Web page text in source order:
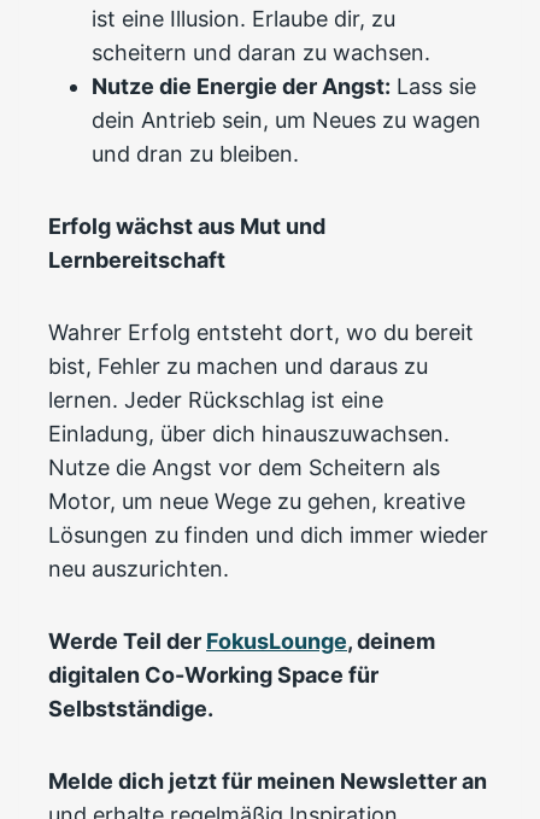
ist eine Illusion. Erlaube dir, zu
scheitern und daran zu wachsen.
Nutze die Energie der Angst: Lass sie
dein Antrieb sein, um Neues zu wagen
und dran zu bleiben.
Erfolg wächst aus Mut und
Lernbereitschaft
Wahrer Erfolg entsteht dort, wo du bereit
bist, Fehler zu machen und daraus zu
lernen. Jeder Rückschlag ist eine
Einladung, über dich hinauszuwachsen.
Nutze die Angst vor dem Scheitern als
Motor, um neue Wege zu gehen, kreative
Lösungen zu finden und dich immer wieder
neu auszurichten.
Werde Teil der FokusLounge, deinem
digitalen Co-Working Space für
Selbstständige.
Melde dich jetzt für meinen Newsletter an